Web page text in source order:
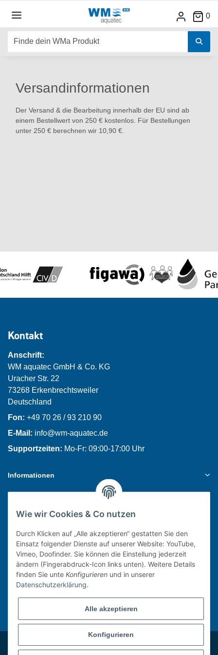
0
Versandinformationen
Der Versand & die Bearbeitung innerhalb der EU sind ab
einem Bestellwert von 250 € kostenlos. Für Bestellungen
unter 250 € berechnen wir 10,90 €.
Kontakt
Anschrift:
WM aquatec GmbH & Co. KG
Uracher Str. 22
73268 Erkenbrechtsweiler
Deutschland
Fon: +49 70 26 / 93 210 90
E-Mail: info@wm-aquatec.de
Supportzeiten: Mo-Fr: 09:00-17:00 Uhr
Informationen
Newsletter
Zur Anmeldung
Verpassen Sie keine Neuigkeiten, Angebote oder
Innovationen rund um Wasserhygiene!
* Alle Preise inkl. gesetzlicher USt., ggf. zzgl.Versandkosten.
Wie wir Cookies & Co nutzen
Durch Klicken auf „Alle akzeptieren“ gestatten Sie den
Einsatz folgender Dienste auf unserer Website: YouTube,
Vimeo, Doofinder. Sie können die Einstellung jederzeit
ändern (Fingerabdruck-Icon links unten). Weitere Details
finden Sie unte Konfigurieren und in unserer
Datenschutzerklärung.
Alle akzeptieren
Konfigurieren